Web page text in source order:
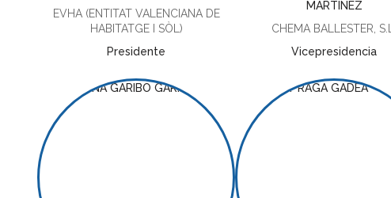
EVHA (ENTITAT VALENCIANA DE
HABITATGE I SÒL)
Presidente
MARTÍNEZ
CHEMA BALLESTER, S.L.
Vicepresidencia